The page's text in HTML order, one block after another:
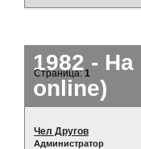
1982 -
online)
Страница:1
Чел Другов
Администратор